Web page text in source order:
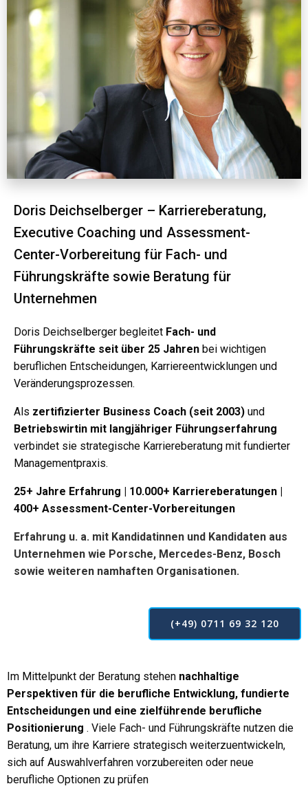
Doris Deichselberger – Karriereberatung,
Executive Coaching und Assessment-
Center-Vorbereitung für Fach- und
Führungskräfte sowie Beratung für
Unternehmen
Doris Deichselberger begleitet Fach- und
Führungskräfte seit über 25 Jahren bei wichtigen
beruflichen Entscheidungen, Karriereentwicklungen und
Veränderungsprozessen.
Als zertifizierter Business Coach (seit 2003) und
Betriebswirtin mit langjähriger Führungserfahrung
verbindet sie strategische Karriereberatung mit fundierter
Managementpraxis.
25+ Jahre Erfahrung | 10.000+ Karriereberatungen |
400+ Assessment-Center-Vorbereitungen
Erfahrung u. a. mit Kandidatinnen und Kandidaten aus
Unternehmen wie Porsche, Mercedes-Benz, Bosch
sowie weiteren namhaften Organisationen.
(+49) 0711 69 32 120
Im Mittelpunkt der Beratung stehen nachhaltige
Perspektiven für die berufliche Entwicklung, fundierte
Entscheidungen und eine zielführende berufliche
Positionierung . Viele Fach- und Führungskräfte nutzen die
Beratung, um ihre Karriere strategisch weiterzuentwickeln,
sich auf Auswahlverfahren vorzubereiten oder neue
berufliche Optionen zu prüfen